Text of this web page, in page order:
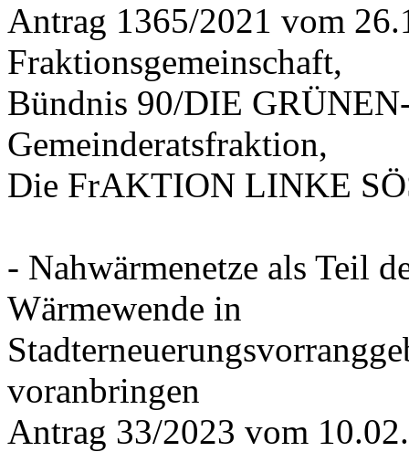
Antrag 1365/2021 vom
Fraktionsgemeinschaft,
Bündnis 90/DIE
Gemeinderatsfraktion,
Die FrAKTION LINKE
- Nahwärmenetze als Teil
Wärmewende in
voranbringen
Antrag 33/2023 vom